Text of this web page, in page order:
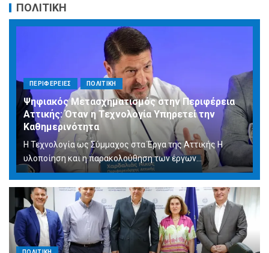
ΠΟΛΙΤΙΚΗ
ΠΕΡΙΦΕΡΕΙΕΣ ΠΟΛΙΤΙΚΗ
Ψηφιακός Μετασχηματισμός στην Περιφέρεια
Αττικής: Όταν η Τεχνολογία Υπηρετεί την
Καθημερινότητα
Η Τεχνολογία ως Σύμμαχος στα Έργα της Αττικής Η
υλοποίηση και η παρακολούθηση των έργων...